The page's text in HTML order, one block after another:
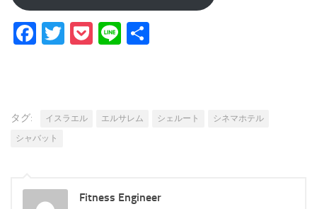
Facebook
Twitter
Pocket
Line
タグ: イスラエル エルサレム シェルート
シネマホテル
シャバット
Fitness Engineer